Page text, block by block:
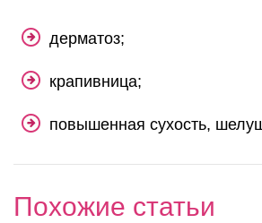
дерматоз;
крапивница;
повышенная сухость,
Похожие статьи